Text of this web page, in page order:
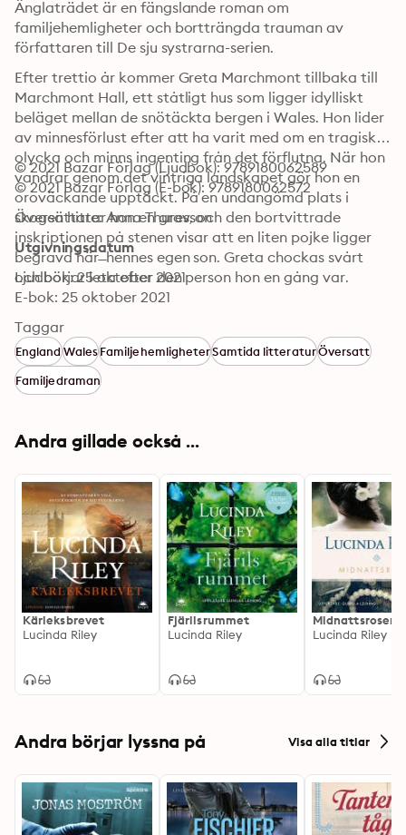
Änglaträdet är en fängslande roman om
familjehemligheter och bortträngda trauman av
författaren till De sju systrarna-serien.
Efter trettio år kommer Greta Marchmont tillbaka till
Marchmont Hall, ett ståtligt hus som ligger idylliskt
beläget mellan de snötäckta bergen i Wales. Hon lider
av minnesförlust efter att ha varit med om en tragisk
olycka och minns ingenting från det förflutna. När hon
vandrar genom det vintriga landskapet gör hon en
oroväckande upptäckt. På en undangömd plats i
skogen hittar hon en grav, och den bortvittrade
inskriptionen på stenen visar att en liten pojke ligger
begravd här ̶ hennes egen son. Greta chockas svårt
och börjar leta efter den person hon en gång var.
© 2021 Bazar Förlag (Ljudbok): 9789180062589
© 2021 Bazar Förlag (E-bok): 9789180062572
Översättare: Anna Thuresson
Utgivningsdatum
Ljudbok: 25 oktober 2021
E-bok: 25 oktober 2021
Taggar
EnglandWalesFamiljehemligheterSamtida litteraturÖversatt
Familjedraman
Andra gillade också ...
Kärleksbrevet
Lucinda Riley
Fjärilsrummet
Lucinda Riley
Midnattsrosen
Lucinda Riley
Andra börjar lyssna på Visa alla titlar